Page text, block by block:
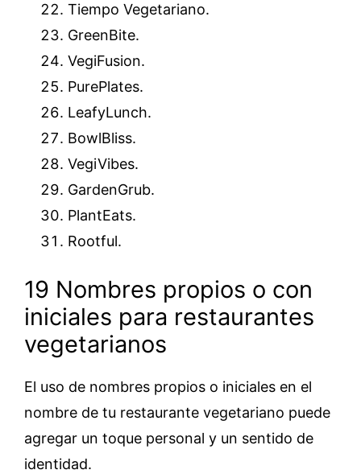
Tiempo Vegetariano.
GreenBite.
VegiFusion.
PurePlates.
LeafyLunch.
BowlBliss.
VegiVibes.
GardenGrub.
PlantEats.
Rootful.
19 Nombres propios o con
iniciales para restaurantes
vegetarianos
El uso de nombres propios o iniciales en el
nombre de tu restaurante vegetariano puede
agregar un toque personal y un sentido de
identidad.